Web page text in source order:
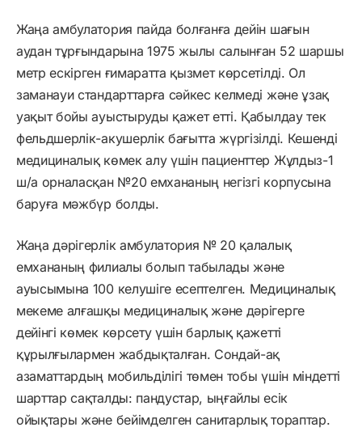
Жаңа амбулатория пайда болғанға дейін шағын
аудан тұрғындарына 1975 жылы салынған 52 шаршы
метр ескірген ғимаратта қызмет көрсетілді. Ол
заманауи стандарттарға сәйкес келмеді және ұзақ
уақыт бойы ауыстыруды қажет етті. Қабылдау тек
фельдшерлік-акушерлік бағытта жүргізілді. Кешенді
медициналық көмек алу үшін пациенттер Жұлдыз-1
ш/а орналасқан №20 емхананың негізгі корпусына
баруға мәжбүр болды.
Жаңа дәрігерлік амбулатория № 20 қалалық
емхананың филиалы болып табылады және
ауысымына 100 келушіге есептелген. Медициналық
мекеме алғашқы медициналық және дәрігерге
дейінгі көмек көрсету үшін барлық қажетті
құрылғылармен жабдықталған. Сондай-ақ
азаматтардың мобильділігі төмен тобы үшін міндетті
шарттар сақталды: пандустар, ыңғайлы есік
ойықтары және бейімделген санитарлық тораптар.